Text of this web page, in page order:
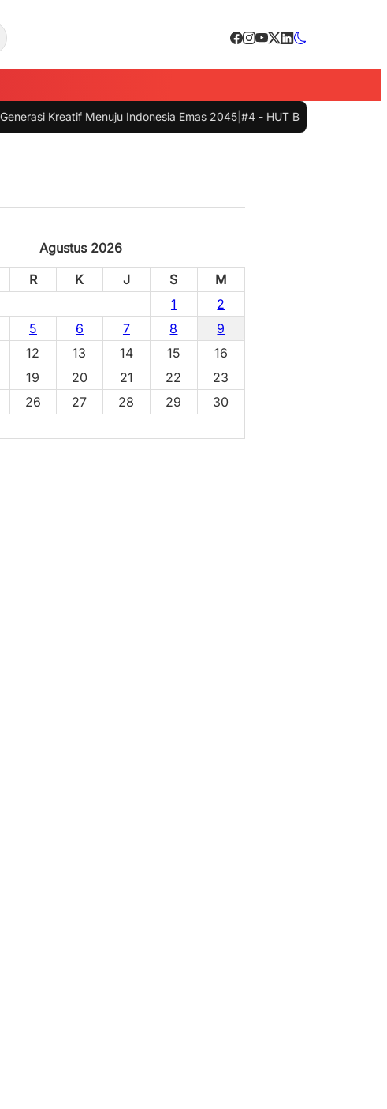
Indonesia Emas 2045|#4 - HUT Bhayangkari ke-80, Pemkab
Peradaban
Agustus 2026
R K J S
M
1
2
5 6 7 8
9
12 13 14 15
16
19 20 21 22
23
26 27 28 29
30